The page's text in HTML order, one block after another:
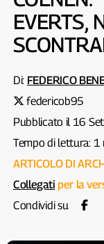
EVERTS,
Di: FEDERICO
federicob95
Pubblicato il 16
Tempo di lettura: 1
ARTICOLO DI
Collegati per la
Condividi su